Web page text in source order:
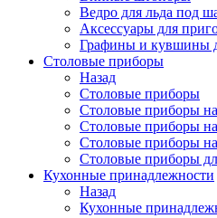
Ведро для льда под
Аксессуары для
Графины и кувшины
Столовые приборы
Назад
Столовые приборы
Столовые приборы
Столовые приборы
Столовые приборы
Столовые приборы
Кухонные принадлежности
Назад
Кухонные